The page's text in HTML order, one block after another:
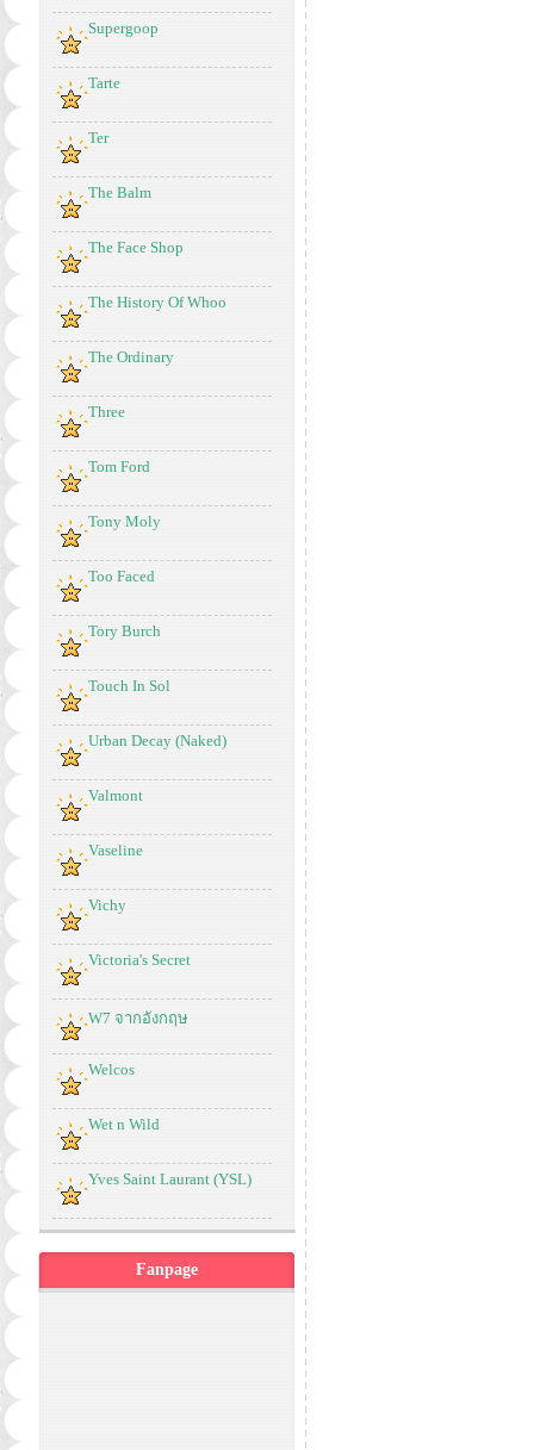
Supergoop
Tarte
Ter
The Balm
The Face Shop
The History Of Whoo
The Ordinary
Three
Tom Ford
Tony Moly
Too Faced
Tory Burch
Touch In Sol
Urban Decay (Naked)
Valmont
Vaseline
Vichy
Victoria's Secret
W7 จากอังกฤษ
Welcos
Wet n Wild
Yves Saint Laurant (YSL)
Fanpage